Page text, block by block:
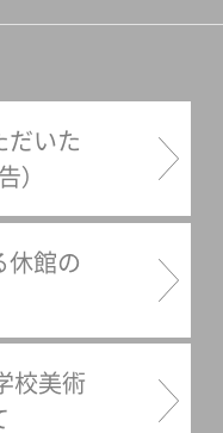
品リスト奥
翻訳：ジョル
：世田谷美術
田尚稔、加藤
ヴィス｜佐
賢装幀、デザ
さむデザイ
：ナノナノグ
幡彩貴プリ
レクション：
だいた
）
休館の
校美術